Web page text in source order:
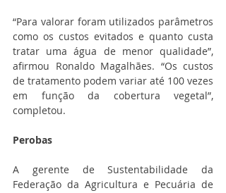
“Para valorar foram utilizados parâmetros
como os custos evitados e quanto custa
tratar uma água de menor qualidade”,
afirmou Ronaldo Magalhães. “Os custos
de tratamento podem variar até 100 vezes
em função da cobertura vegetal”,
completou.
Perobas
A gerente de Sustentabilidade da
Federação da Agricultura e Pecuária de